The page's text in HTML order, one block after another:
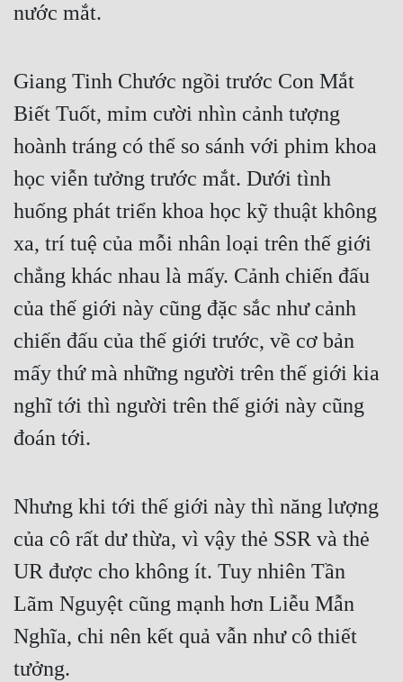
nước mắt.
Giang Tinh Chước ngồi trước Con Mắt
Biết Tuốt, mỉm cười nhìn cảnh tượng
hoành tráng có thể so sánh với phim khoa
học viễn tưởng trước mắt. Dưới tình
huống phát triển khoa học kỹ thuật không
xa, trí tuệ của mỗi nhân loại trên thế giới
chẳng khác nhau là mấy. Cảnh chiến đấu
của thế giới này cũng đặc sắc như cảnh
chiến đấu của thế giới trước, về cơ bản
mấy thứ mà những người trên thế giới kia
nghĩ tới thì người trên thế giới này cũng
đoán tới.
Nhưng khi tới thế giới này thì năng lượng
của cô rất dư thừa, vì vậy thẻ SSR và thẻ
UR được cho không ít. Tuy nhiên Tần
Lãm Nguyệt cũng mạnh hơn Liễu Mẫn
Nghĩa, chi nên kết quả vẫn như cô thiết
tưởng.